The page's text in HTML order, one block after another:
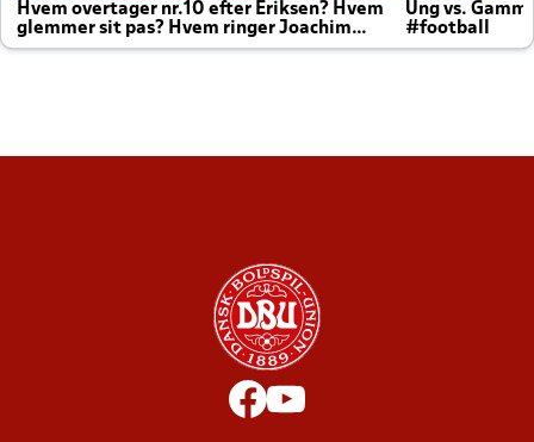
Hvem overtager nr.10 efter Eriksen? Hvem
glemmer sit pas? Hvem ringer Joachim
altid til efter kampe?
Ung vs.
#football